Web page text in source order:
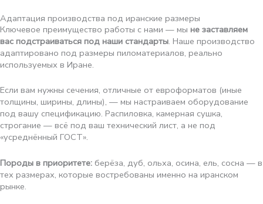
Адаптация производства под иранские размеры
Ключевое преимущество работы с нами — мы не заставляем
вас подстраиваться под наши стандарты. Наше производство
адаптировано под размеры пиломатериалов, реально
используемых в Иране.
Если вам нужны сечения, отличные от евроформатов (иные
толщины, ширины, длины), — мы настраиваем оборудование
под вашу спецификацию. Распиловка, камерная сушка,
строгание — всё под ваш технический лист, а не под
«усреднённый ГОСТ».
Породы в приоритете: берёза, дуб, ольха, осина, ель, сосна — в
тех размерах, которые востребованы именно на иранском
рынке.